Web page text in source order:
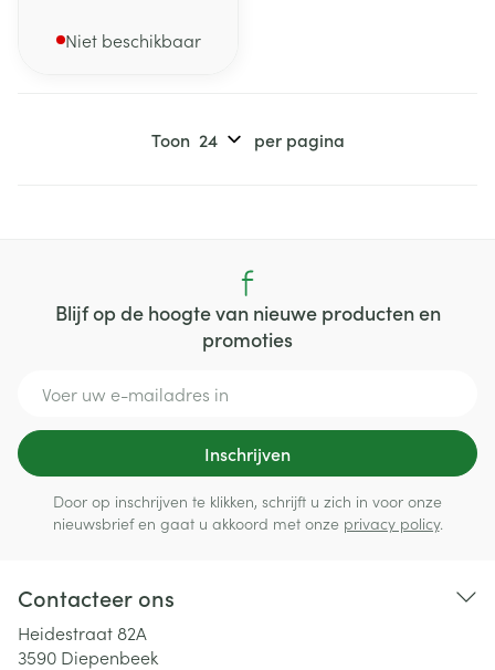
Niet beschikbaar
Toon per pagina
Blijf op de hoogte van nieuwe producten en
promoties
Inschrijven
Door op inschrijven te klikken, schrijft u zich in voor onze
nieuwsbrief en gaat u akkoord met onze privacy policy.
Contacteer ons
Heidestraat 82A
3590 Diepenbeek